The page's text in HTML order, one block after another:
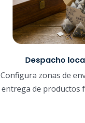
Despacho
Configura zonas de
entrega de productos